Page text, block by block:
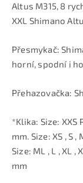
Altus M315, 8
XXL Shimano
Přesmykač:
horní, spodní i
Přehazovačka:
*Klika: Size: XXS
mm. Size: XS , S
Size: ML , L , XL ,
mm